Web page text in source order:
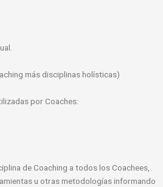
más disciplinas holísticas)
por Coaches:
de Coaching a todos los Coachees,
u otras metodologías informando